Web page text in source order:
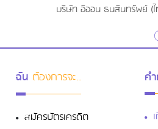
บริษัท อิออน ธนสินทรัพย์ (
ฉัน ต้องการจะ..
สมัครบัตรเครดิต
ค